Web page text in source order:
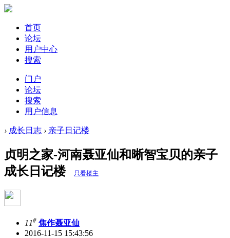
首页
论坛
用户中心
搜索
门户
论坛
搜索
用户信息
› 成长日志 › 亲子日记楼
贞明之家-河南聂亚仙和晰智宝贝的亲子
成长日记楼
只看楼主
11# 焦作聂亚仙
2016-11-15 15:43:56